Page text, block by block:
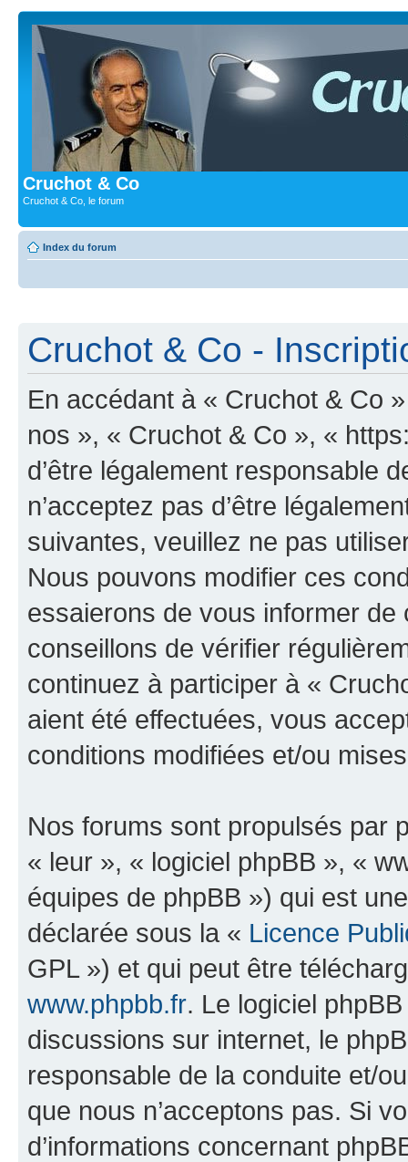
Cruchot & Co
Cruchot & Co, le forum
Index du forum
Cruchot & Co -
En accédant à « Cruchot & Co
nos », « Cruchot & Co », «
d’être légalement responsable
n’acceptez pas d’être
suivantes, veuillez ne pas
Nous pouvons modifier ces
essaierons de vous informer
conseillons de vérifier
continuez à participer à «
aient été effectuées, vous
conditions modifiées et/ou
Nos forums sont propulsés par
« leur », « logiciel phpBB », «
équipes de phpBB ») qui est
déclarée sous la « Licence
GPL ») et qui peut être
www.phpbb.fr. Le logiciel
discussions sur internet, le
responsable de la conduite et/
que nous n’acceptons pas. Si
d’informations concernant